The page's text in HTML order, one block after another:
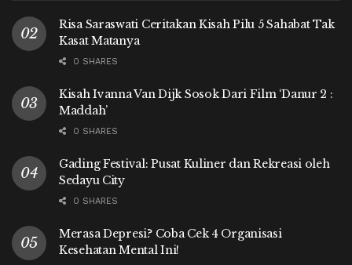
Risa Saraswati Ceritakan Kisah Pilu 5 Sahabat Tak
Kasat Matanya
0 SHARES
Kisah Ivanna Van Dijk Sosok Dari Film ‘Danur 2 :
Maddah’
0 SHARES
Gading Festival: Pusat Kuliner dan Rekreasi oleh
Sedayu City
0 SHARES
Merasa Depresi? Coba Cek 4 Organisasi
Kesehatan Mental Ini!